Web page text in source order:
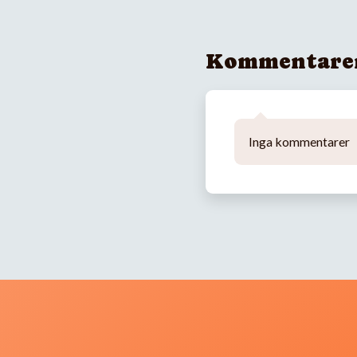
Inga kommentarer